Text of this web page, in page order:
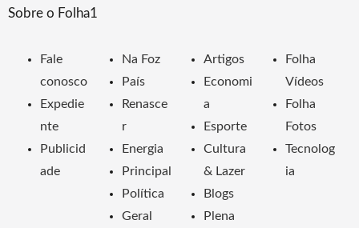
Sobre o Folha1
Fale
conosco
Expedie
nte
Publicid
ade
Na Foz
País
Renasce
r
Energia
Principal
Política
Geral
Artigos
Economi
a
Esporte
Cultura
& Lazer
Blogs
Plena
Folha
Vídeos
Folha
Fotos
Tecnolog
ia